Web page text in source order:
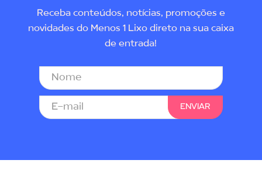
Receba conteúdos, notícias, promoções e
novidades do Menos 1 Lixo direto na sua caixa
de entrada!